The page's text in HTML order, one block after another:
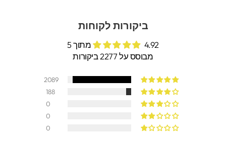
ביקורות לקוחות
4.92 מתוך 5
מבוסס על 2277 ביקורות
2089
188
0
0
0